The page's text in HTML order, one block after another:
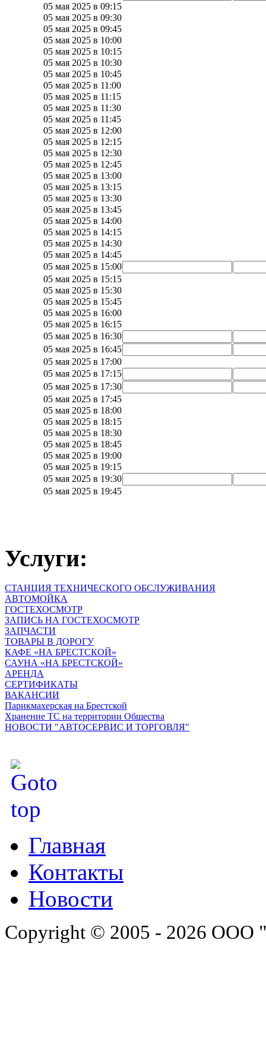
05 мая 2025 в 09:15
05 мая 2025 в 09:30
05 мая 2025 в 09:45
05 мая 2025 в 10:00
05 мая 2025 в 10:15
05 мая 2025 в 10:30
05 мая 2025 в 10:45
05 мая 2025 в 11:00
05 мая 2025 в 11:15
05 мая 2025 в 11:30
05 мая 2025 в 11:45
05 мая 2025 в 12:00
05 мая 2025 в 12:15
05 мая 2025 в 12:30
05 мая 2025 в 12:45
05 мая 2025 в 13:00
05 мая 2025 в 13:15
05 мая 2025 в 13:30
05 мая 2025 в 13:45
05 мая 2025 в 14:00
05 мая 2025 в 14:15
05 мая 2025 в 14:30
05 мая 2025 в 14:45
05 мая 2025 в 15:00
05 мая 2025 в 15:15
05 мая 2025 в 15:30
05 мая 2025 в 15:45
05 мая 2025 в 16:00
05 мая 2025 в 16:15
05 мая 2025 в 16:30
05 мая 2025 в 16:45
05 мая 2025 в 17:00
05 мая 2025 в 17:15
05 мая 2025 в 17:30
05 мая 2025 в 17:45
05 мая 2025 в 18:00
05 мая 2025 в 18:15
05 мая 2025 в 18:30
05 мая 2025 в 18:45
05 мая 2025 в 19:00
05 мая 2025 в 19:15
05 мая 2025 в 19:30
05 мая 2025 в 19:45
Услуги:
СТАНЦИЯ ТЕХНИЧЕСКОГО ОБСЛУЖИВАНИЯ
АВТОМОЙКА
ГОСТЕХОСМОТР
ЗАПИСЬ НА ГОСТЕХОСМОТР
ЗАПЧАСТИ
ТОВАРЫ В ДОРОГУ
КАФЕ «НА БРЕСТСКОЙ»
САУНА «НА БРЕСТСКОЙ»
АРЕНДА
СЕРТИФИКАТЫ
ВАКАНСИИ
Парикмахерская на Брестской
Хранение ТС на территории Общества
НОВОСТИ "АВТОСЕРВИС И ТОРГОВЛЯ"
Главная
Контакты
Новости
Copyright © 2005 - 2026 ООО